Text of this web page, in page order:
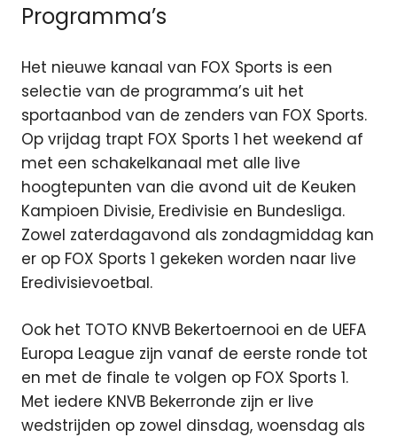
Programma’s
Het nieuwe kanaal van FOX Sports is een
selectie van de programma’s uit het
sportaanbod van de zenders van FOX Sports.
Op vrijdag trapt FOX Sports 1 het weekend af
met een schakelkanaal met alle live
hoogtepunten van die avond uit de Keuken
Kampioen Divisie, Eredivisie en Bundesliga.
Zowel zaterdagavond als zondagmiddag kan
er op FOX Sports 1 gekeken worden naar live
Eredivisievoetbal.
Ook het TOTO KNVB Bekertoernooi en de UEFA
Europa League zijn vanaf de eerste ronde tot
en met de finale te volgen op FOX Sports 1.
Met iedere KNVB Bekerronde zijn er live
wedstrijden op zowel dinsdag, woensdag als